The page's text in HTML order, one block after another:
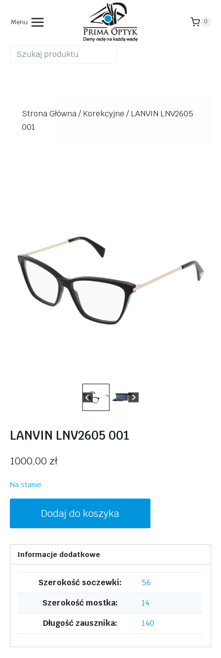
Menu 0
Strona Główna/Korekcyjne /LANVIN LNV2605
001
LANVIN LNV2605 001
1000,00 zł
Na stanie
LNV2605
001
Dodaj do koszyka
Informacje dodatkowe
Szerokość soczewki:
56
Szerokość mostka:
14
Długość zausznika:
140